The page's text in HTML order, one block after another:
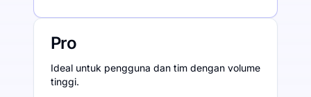
Pro
Ideal untuk pengguna dan tim dengan volume
tinggi.